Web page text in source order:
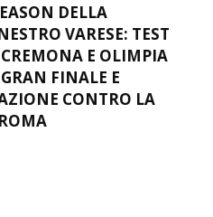
DELLA
VARESE: TEST
E OLIMPIA
FINALE E
CONTRO LA